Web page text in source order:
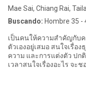
Mae Sai, Chiang Rai,
Buscando: Hombre 35 -
เป็นคนให้ความสำคัญกับ
ตัวเองอยู่เสมอ สนใจเรื่องธุรกิจ การตลาด และการดูแลสุขภาพ ความ
ความ และการแต่งตัว ปกติเป็นคนอยู่บ้านชอบใช้เวลาสงบๆ กับตัวเอง
เวลาสนใจเรื่องอะไร จะ